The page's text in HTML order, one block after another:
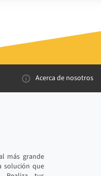
Acerca de nosotros
más grande
solución que